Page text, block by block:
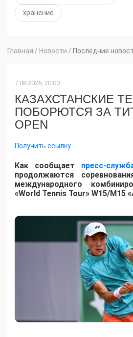
хранение
Главная / Новости / Последние
7.08.2026, 20:00
КАЗАХСТАНСКИЕ
ПОБОРЮТСЯ ЗА
OPEN
Получить ссылку
Как сообщает пресс-
продолжаются
международного
«World Tennis Tour» W15/M15